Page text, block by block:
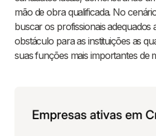
mão de obra qualificada. No
buscar os profissionais
obstáculo para as instituições as
suas funções mais importantes de